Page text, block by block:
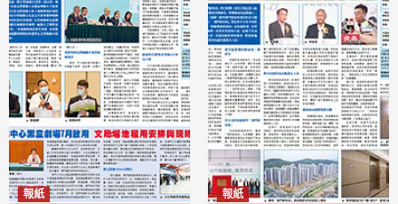
報紙 報紙